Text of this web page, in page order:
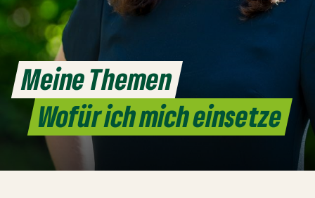
Meine Themen
Wofür ich mich einsetze